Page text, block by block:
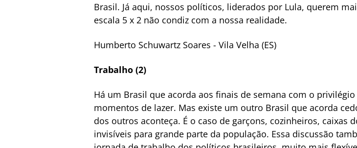
Brasil. Já aqui, nossos políticos, liderados por Lula, querem
escala 5 x 2 não condiz com a nossa realidade.
Humberto Schuwartz Soares - Vila Velha (ES)
Trabalho (2)
Há um Brasil que acorda aos finais de semana com o
momentos de lazer. Mas existe um outro Brasil que acorda
dos outros aconteça. É o caso de garçons, cozinheiros,
invisíveis para grande parte da população. Essa discussão